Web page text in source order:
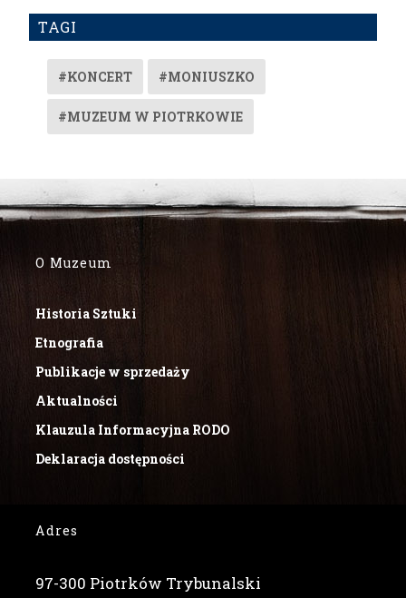
TAGI
#KONCERT #MONIUSZKO
#MUZEUM W PIOTRKOWIE
O Muzeum
Historia Sztuki
Etnografia
Publikacje w sprzedaży
Aktualności
Klauzula Informacyjna RODO
Deklaracja dostępności
Adres
97-300 Piotrków Trybunalski